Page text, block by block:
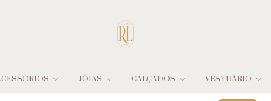
JÓIAS CALÇADOS VESTUÁRIO